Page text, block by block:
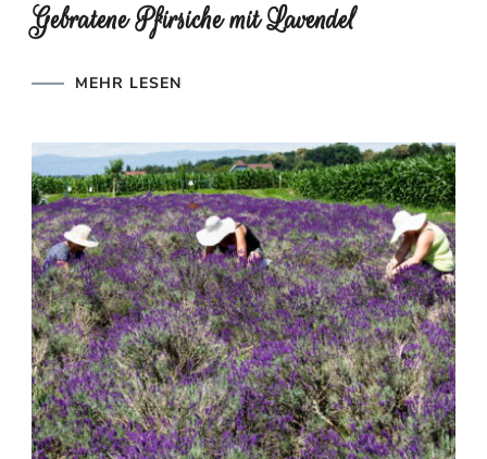
Gebratene Pfirsiche mit Lavendel
MEHR LESEN